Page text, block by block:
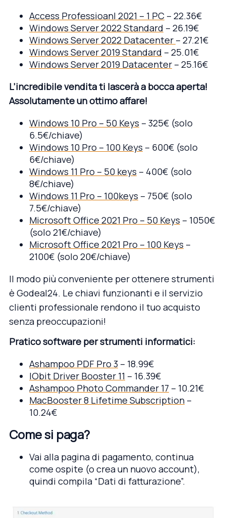
Access Professioanl 2021 – 1 PC – 22.36€
Windows Server 2022 Standard – 26.19€
Windows Server 2022 Datacenter – 27.21€
Windows Server 2019 Standard – 25.01€
Windows Server 2019 Datacenter – 25.16€
L’incredibile vendita ti lascerà a bocca aperta!
Assolutamente un ottimo affare!
Windows 10 Pro – 50 Keys – 325€ (solo
6.5€/chiave)
Windows 10 Pro – 100 Keys – 600€ (solo
6€/chiave)
Windows 11 Pro – 50 keys – 400€ (solo
8€/chiave)
Windows 11 Pro – 100keys – 750€ (solo
7.5€/chiave)
Microsoft Office 2021 Pro – 50 Keys – 1050€
(solo 21€/chiave)
Microsoft Office 2021 Pro – 100 Keys –
2100€ (solo 20€/chiave)
Il modo più conveniente per ottenere strumenti
è Godeal24. Le chiavi funzionanti e il servizio
clienti professionale rendono il tuo acquisto
senza preoccupazioni!
Pratico software per strumenti informatici:
Ashampoo PDF Pro 3 – 18.99€
IObit Driver Booster 11 – 16.39€
Ashampoo Photo Commander 17 – 10.21€
MacBooster 8 Lifetime Subscription –
10.24€
Come si paga?
Vai alla pagina di pagamento, continua
come ospite (o crea un nuovo account),
quindi compila “Dati di fatturazione”.